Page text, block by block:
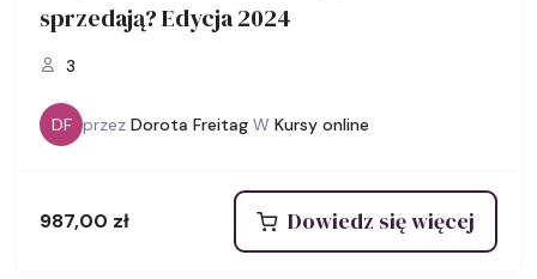
sprzedają? Edycja 2024
3
DF przez Dorota Freitag W Kursy online
987,00 zł Dowiedz się więcej